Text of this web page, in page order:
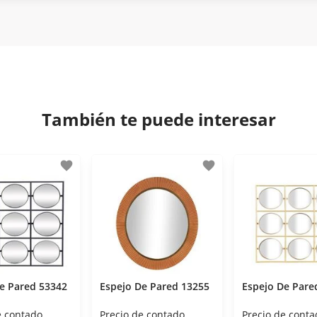
También te puede interesar
favorite
Pared 53342
favorite
Espejo De Pared 13255 Espejo De